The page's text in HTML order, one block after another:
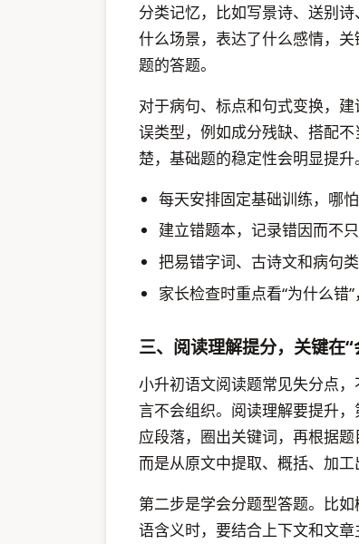
分类记忆，比如写景诗、送别
什么场景，表达了什么感情，
题的答题。
对于病句、标点和句式变换，
误类型，例如成分残缺、搭配
楚，基础题的稳定性会明显提升。
每天安排固定基础训练，哪
建立错题本，记录错因而不只
把易错字词、古诗文和病句
家长检查时重点看“为什么错”
三、阅读理解提分，关键在
小升初语文阅读题常见失分点
言不会组织。阅读理解要提升
应段落，圈出关键词，再根据
而是从原文中提取、概括、加工
第二步是学会分题型答题。比
语含义时，要结合上下文和文